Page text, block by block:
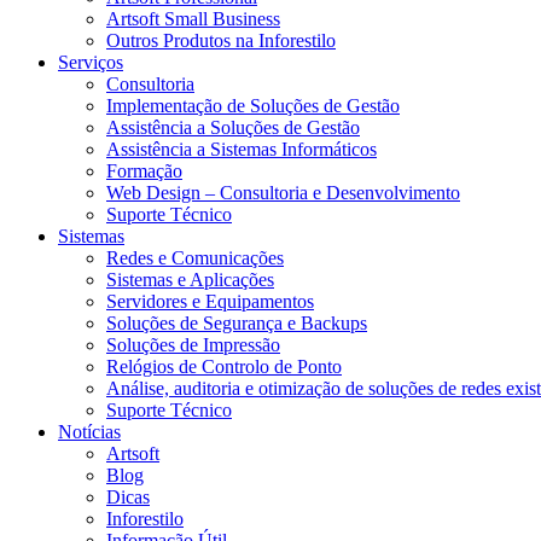
Artsoft Small Business
Outros Produtos na Inforestilo
Serviços
Consultoria
Implementação de Soluções de Gestão
Assistência a Soluções de Gestão
Assistência a Sistemas Informáticos
Formação
Web Design – Consultoria e Desenvolvimento
Suporte Técnico
Sistemas
Redes e Comunicações
Sistemas e Aplicações
Servidores e Equipamentos
Soluções de Segurança e Backups
Soluções de Impressão
Relógios de Controlo de Ponto
Análise, auditoria e otimização de soluções de redes
Suporte Técnico
Notícias
Artsoft
Blog
Dicas
Inforestilo